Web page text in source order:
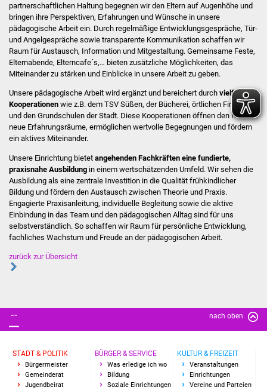
ÖPNV
Bürgerbus (MOBS)
Abfall und Entsorgung
Kultur & Freizeit
Veranstaltungen
Stadtfest
Ostermarkt
Einrichtungen
Hallenbad
Bürgerhaus
Kulturhalle
partnerschaftlichen Haltung begegnen wir den Eltern auf Augenhöhe und
bringen ihre Perspektiven, Erfahrungen und Wünsche in unsere
pädagogische Arbeit ein. Durch regelmäßige Entwicklungsgespräche, Tür-
und Angelgespräche sowie transparente Kommunikation schaffen wir
Raum für Austausch, Information und Mitgestaltung. Gemeinsame Feste,
Elternabende, Elterncafe´s,… bieten zusätzliche Möglichkeiten, das
Miteinander zu stärken und Einblicke in unsere Arbeit zu geben.
Unsere pädagogische Arbeit wird ergänzt und bereichert durch vielfältige
Kooperationenwie z.B. dem TSV Süßen, der Bücherei, örtlichen Firmen
und den Grundschulen der Stadt. Diese Kooperationen öffnen den Kindern
neue Erfahrungsräume, ermöglichen wertvolle Begegnungen und fördern
ein aktives Miteinander.
Unsere Einrichtung bietet angehenden Fachkräften eine fundierte,
praxisnahe Ausbildungin einem wertschätzenden Umfeld. Wir sehen die
Ausbildung als eine zentrale Investition in die Qualität frühkindlicher
Bildung und fördern den Austausch zwischen Theorie und Praxis.
Engagierte Praxisanleitung, individuelle Begleitung sowie die aktive
Einbindung in das Team und den pädagogischen Alltag sind für uns
selbstverständlich. So schaffen wir Raum für persönliche Entwicklung,
fachliches Wachstum und Freude an der pädagogischen Arbeit.
zurück zur Übersicht
nach oben
STADT & POLITIK
Bürgermeister
Gemeinderat
Jugendbeirat
BÜRGER & SERVICE
Was erledige ich wo
Bildung
Soziale Einrichtungen
KULTUR & FREIZEIT
Veranstaltungen
Einrichtungen
Vereine und Parteien